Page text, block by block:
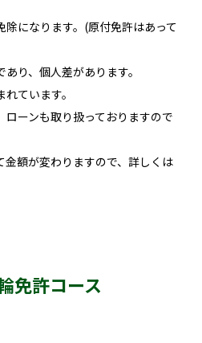
になります。(原付免許はあって
り、個人差があります。
ています。
ーンも取り扱っておりますので
額が変わりますので、詳しくは
免許コース